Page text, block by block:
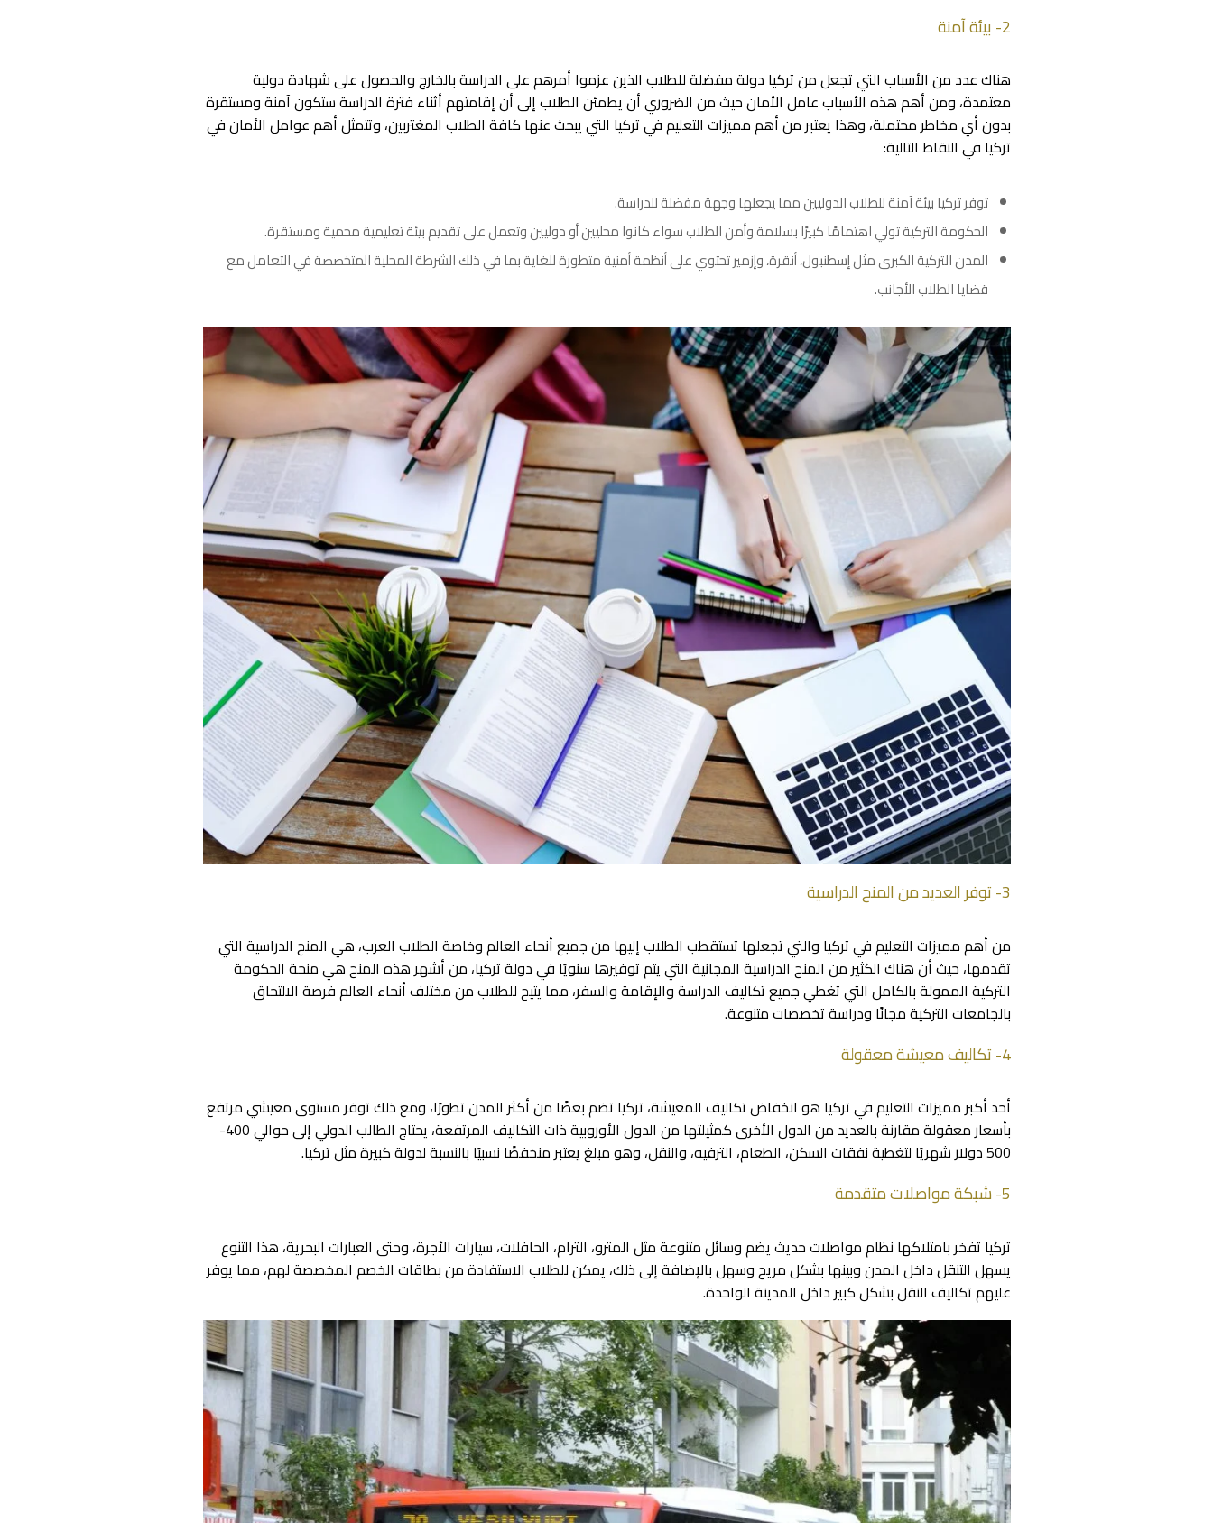
2- بيئة آمنة
هناك عدد من الأسباب التي تجعل من تركيا دولة مفضلة للطلاب الذين عزموا أمرهم على الدراسة بالخارج والحصول على شهادة دولية
معتمدة، ومن أهم هذه الأسباب عامل الأمان حيث من الضروري أن يطمئن الطلاب إلى أن إقامتهم أثناء فترة الدراسة ستكون آمنة ومستقرة
بدون أي مخاطر محتملة، وهذا يعتبر من أهم مميزات التعليم في تركيا التي يبحث عنها كافة الطلاب المغتربين، وتتمثل أهم عوامل الأمان في
تركيا في النقاط التالية:
توفر تركيا بيئة آمنة للطلاب الدوليين مما يجعلها وجهة مفضلة للدراسة.
الحكومة التركية تولي اهتمامًا كبيرًا بسلامة وأمن الطلاب سواء كانوا محليين أو دوليين وتعمل على تقديم بيئة تعليمية محمية ومستقرة.
المدن التركية الكبرى مثل إسطنبول، أنقرة، وإزمير تحتوي على أنظمة أمنية متطورة للغاية بما في ذلك الشرطة المحلية المتخصصة في التعامل مع
قضايا الطلاب الأجانب.
3- توفر العديد من المنح الدراسية
من أهم مميزات التعليم في تركيا والتي تجعلها تستقطب الطلاب إليها من جميع أنحاء العالم وخاصة الطلاب العرب، هي المنح الدراسية التي
تقدمها، حيث أن هناك الكثير من المنح الدراسية المجانية التي يتم توفيرها سنويًا في دولة تركيا، من أشهر هذه المنح هي منحة الحكومة
التركية الممولة بالكامل التي تغطي جميع تكاليف الدراسة والإقامة والسفر، مما يتيح للطلاب من مختلف أنحاء العالم فرصة الالتحاق
بالجامعات التركية مجانًا ودراسة تخصصات متنوعة.
4- تكاليف معيشة معقولة
أحد أكبرمميزات التعليم في تركيا هو انخفاض تكاليف المعيشة، تركيا تضم بعضًا من أكثر المدن تطورًا، ومع ذلك توفر مستوى معيشي مرتفع
بأسعار معقولة مقارنة بالعديد من الدول الأخرى كمثيلتها من الدول الأوروبية ذات التكاليف المرتفعة، يحتاج الطالب الدولي إلى حوالي 400-
500 دولار شهريًا لتغطية نفقات السكن، الطعام، الترفيه، والنقل، وهو مبلغ يعتبر منخفضًا نسبيًا بالنسبة لدولة كبيرة مثل تركيا.
5- شبكة مواصلات متقدمة
تركيا تفخر بامتلاكها نظام مواصلات حديث يضم وسائل متنوعة مثل المترو، الترام، الحافلات، سيارات الأجرة، وحتى العبارات البحرية، هذا التنوع
يسهل التنقل داخل المدن وبينها بشكل مريح وسهل بالإضافة إلى ذلك، يمكن للطلاب الاستفادة من بطاقات الخصم المخصصة لهم، مما يوفر
عليهم تكاليف النقل بشكل كبير داخل المدينة الواحدة.